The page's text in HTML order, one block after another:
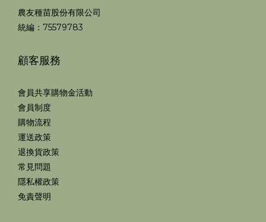
農友種苗股份有限公司
統編：75579783
顧客服務
會員共享購物金活動
會員制度
購物流程
運送政策
退換貨政策
常見問題
隱私權政策
免責聲明